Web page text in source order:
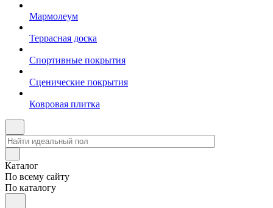
Мармолеум
Террасная доска
Спортивные покрытия
Сценические покрытия
Ковровая плитка
Каталог
По всему сайту
По каталогу